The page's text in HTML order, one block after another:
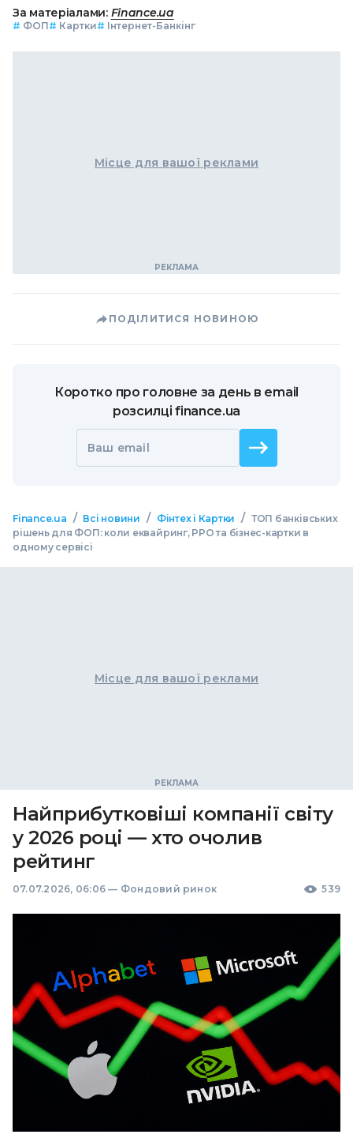
За матеріалами: Finance.ua
# ФОП# Картки# Інтернет-Банкінг
Місце для вашої реклами
ПОДІЛИТИСЯ НОВИНОЮ
Коротко про головне за день в email
розсилці finance.ua
Ваш email
Finance.ua / Всі новини / Фінтех і Картки / ТОП банківських
рішень для ФОП: коли еквайринг, РРО та бізнес-картки в
одному сервісі
Місце для вашої реклами
Найприбутковіші компанії світу
у 2026 році — хто очолив
рейтинг
07.07.2026, 06:06 — Фондовий ринок 539